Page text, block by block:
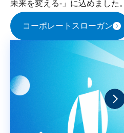
未来を変える-」に込めました。
コーポレートスローガン